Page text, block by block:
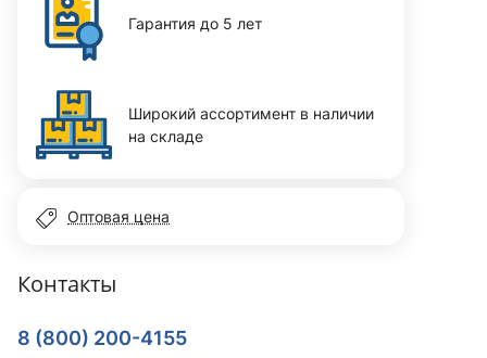
Гарантия до 5 лет
Широкий ассортимент в наличии
на складе
Оптовая цена
Контакты
8 (800) 200-4155